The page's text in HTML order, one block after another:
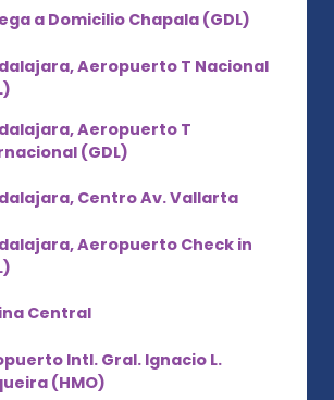
a Domicilio Chapala (GDL)
Aeropuerto T Nacional
Aeropuerto T
(GDL)
Centro Av. Vallarta
Aeropuerto Check in
Central
Intl. Gral. Ignacio L.
(HMO)